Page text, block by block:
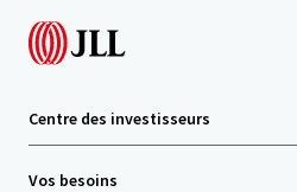
Centre des investisseurs
Vos besoins